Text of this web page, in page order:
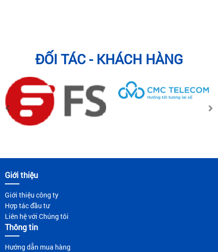
ĐỐI TÁC - KHÁCH HÀNG
Giới thiệu
Giới thiệu công ty
Hợp tác đầu tư
Liên hệ với Chúng tôi
Thông tin
Hướng dẫn mua hàng